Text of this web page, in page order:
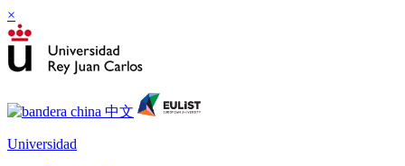
×
Universidad